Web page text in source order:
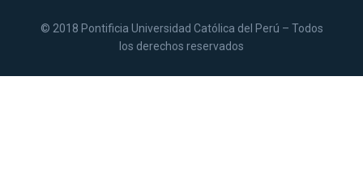
© 2018 Pontificia Universidad Católica del Perú – Todos
los derechos reservados